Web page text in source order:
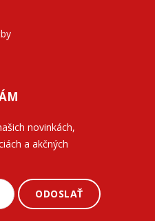
novinkách,
a akčných
ODOSLAŤ